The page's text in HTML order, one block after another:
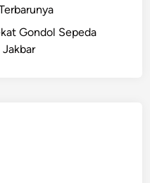
Gondol Sepeda